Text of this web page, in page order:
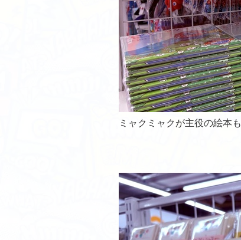
ミャクミャクが主役の絵本も